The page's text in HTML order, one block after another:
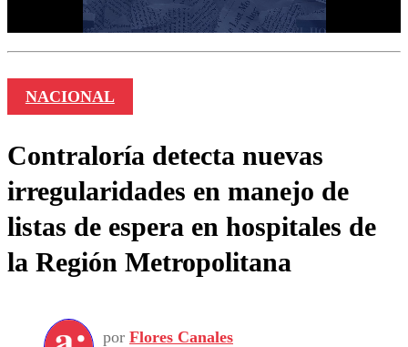
NACIONAL
Contraloría detecta nuevas
irregularidades en manejo de
listas de espera en hospitales de
la Región Metropolitana
por Flores Canales